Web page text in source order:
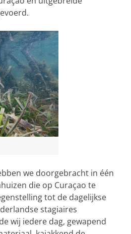
we doorgebracht in één
die op Curaçao te
tot de dagelijkse
stagiaires
wij iedere dag, gewapend